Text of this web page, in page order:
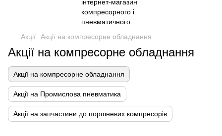
Акції Акції на компресорне обладнання
Акції на компресорне обладнання
Акції на компресорне обладнання
Акції на Промислова пневматика
Акції на запчастини до поршневих компресорів